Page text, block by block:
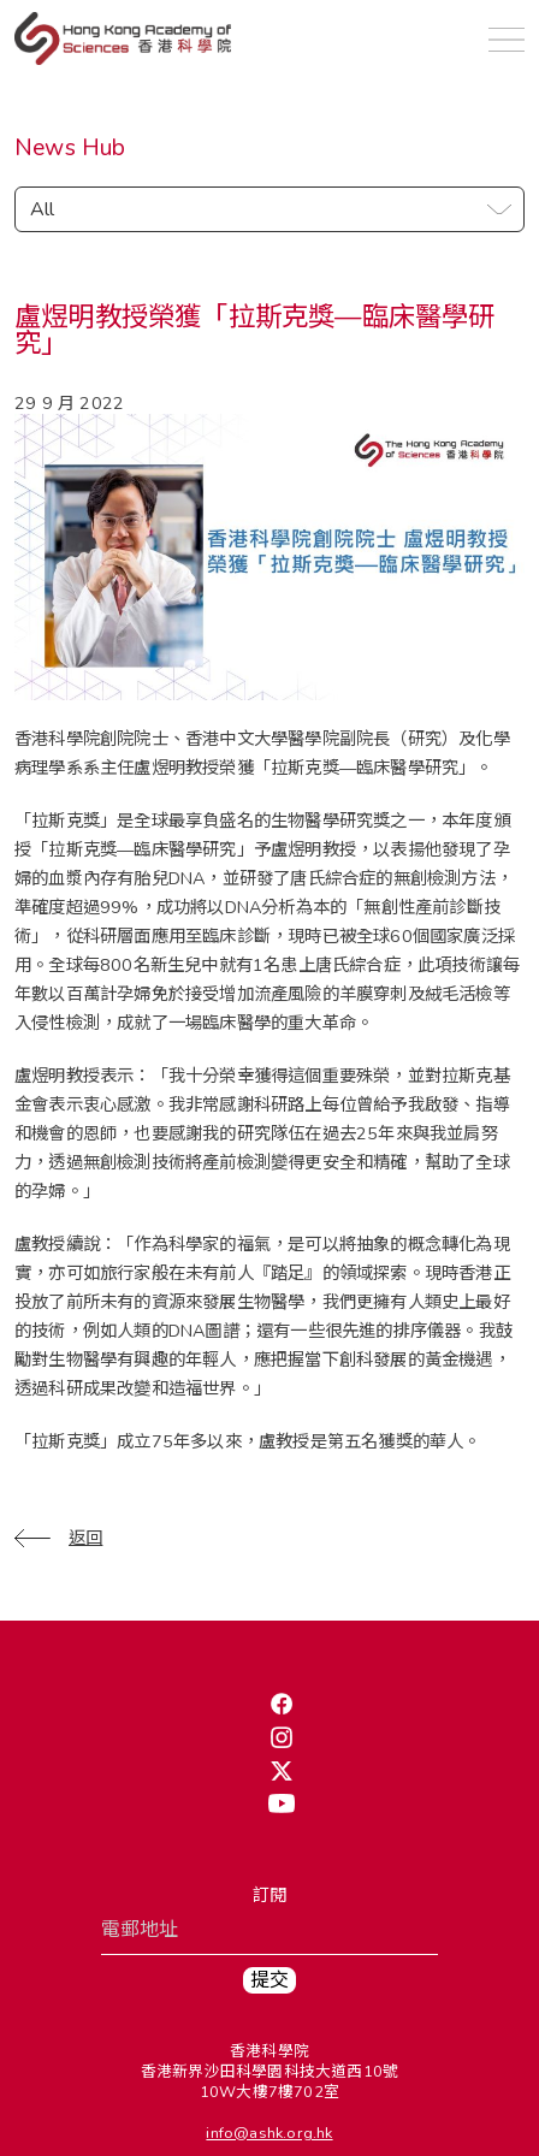
News Hub
All
盧煜明教授榮獲「拉斯克獎—臨床醫學研
究」
29 9 月 2022
香港科學院創院院士、香港中文大學醫學院副院長（研究）及化學
病理學系系主任盧煜明教授榮獲「拉斯克獎—臨床醫學研究」。
「拉斯克獎」是全球最享負盛名的生物醫學研究獎之一，本年度頒
授「拉斯克獎—臨床醫學研究」予盧煜明教授，以表揚他發現了孕
婦的血漿內存有胎兒DNA，並研發了唐氏綜合症的無創檢測方法，
準確度超過99%，成功將以DNA分析為本的「無創性產前診斷技
術」，從科研層面應用至臨床診斷，現時已被全球60個國家廣泛採
用。全球每800名新生兒中就有1名患上唐氏綜合症，此項技術讓每
年數以百萬計孕婦免於接受增加流產風險的羊膜穿刺及絨毛活檢等
入侵性檢測，成就了一場臨床醫學的重大革命。
盧煜明教授表示：「我十分榮幸獲得這個重要殊榮，並對拉斯克基
金會表示衷心感激。我非常感謝科研路上每位曾給予我啟發、指導
和機會的恩師，也要感謝我的研究隊伍在過去25年來與我並肩努
力，透過無創檢測技術將產前檢測變得更安全和精確，幫助了全球
的孕婦。」
盧教授續說：「作為科學家的福氣，是可以將抽象的概念轉化為現
實，亦可如旅行家般在未有前人『踏足』的領域探索。現時香港正
投放了前所未有的資源來發展生物醫學，我們更擁有人類史上最好
的技術，例如人類的DNA圖譜；還有一些很先進的排序儀器。我鼓
勵對生物醫學有興趣的年輕人，應把握當下創科發展的黃金機遇，
透過科研成果改變和造福世界。」
「拉斯克獎」成立75年多以來，盧教授是第五名獲獎的華人。
返回
訂閱
香港科學院
香港新界沙田科學園科技大道西10號
10W大樓7樓702室
info@ashk.org.hk